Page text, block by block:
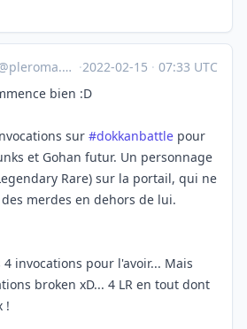
·2022-02-15 · 07:33 UTC
bien :D
sur #dokkanbattle pour
et Gohan futur. Un personnage
Rare) sur la portail, qui ne
merdes en dehors de lui.
4 invocations pour l'avoir... Mais
broken xD... 4 LR en tout dont
!